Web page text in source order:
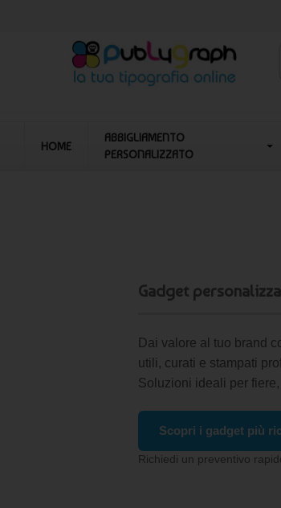
HOME
ABBIGLIAMENTO
PERSONALIZZATO
Gadget
Dai valore al tuo brand
utili, curati e stampati
Soluzioni ideali per
Scopri i gadget più
Richiedi un preventivo